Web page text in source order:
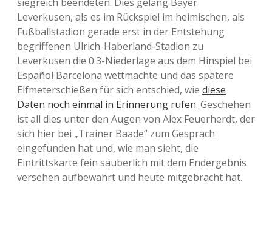
Leverkusen, als es im Rückspiel im heimischen, als
Fußballstadion gerade erst in der Entstehung
begriffenen Ulrich-Haberland-Stadion zu
Leverkusen die 0:3-Niederlage aus dem Hinspiel bei
Español Barcelona wettmachte und das spätere
Elfmeterschießen für sich entschied, wie diese
Daten noch einmal in Erinnerung rufen. Geschehen
ist all dies unter den Augen von Alex Feuerherdt, der
sich hier bei „Trainer Baade“ zum Gespräch
eingefunden hat und, wie man sieht, die
Eintrittskarte fein säuberlich mit dem Endergebnis
versehen aufbewahrt und heute mitgebracht hat.